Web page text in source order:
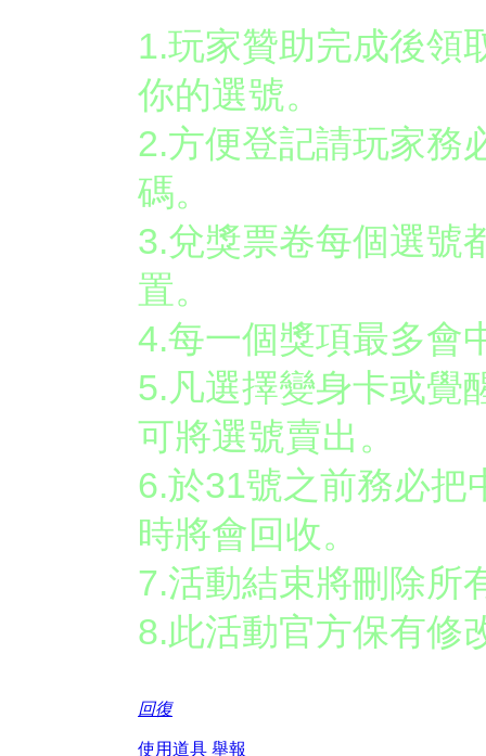
1.玩家贊助完成後領
你的選號。
2.方便登記請玩家務
碼。
3.兌獎票卷每個選號
置。
4.每一個獎項最多會
5.凡選擇變身卡或覺
可將選號賣出。
6.於31號之前務必把
時將會回收。
7.活動結束將刪除所
8.此活動官方保有修
回復
使用道具 舉報